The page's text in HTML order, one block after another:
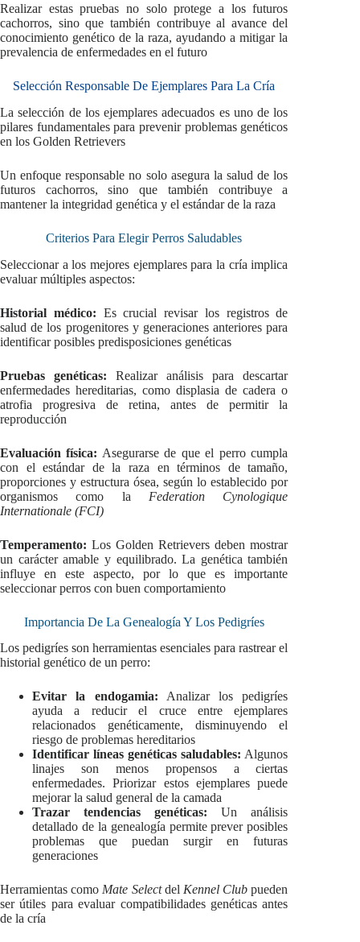
Realizar estas pruebas no solo protege a los futuros
cachorros, sino que también contribuye al avance del
conocimiento genético de la raza, ayudando a mitigar la
prevalencia de enfermedades en el futuro
Selección Responsable De Ejemplares Para La Cría
La selección de los ejemplares adecuados es uno de los
pilares fundamentales para prevenir problemas genéticos
en los Golden Retrievers
Un enfoque responsable no solo asegura la salud de los
futuros cachorros, sino que también contribuye a
mantener la integridad genética y el estándar de la raza
Criterios Para Elegir Perros Saludables
Seleccionar a los mejores ejemplares para la cría implica
evaluar múltiples aspectos:
Historial médico: Es crucial revisar los registros de
salud de los progenitores y generaciones anteriores para
identificar posibles predisposiciones genéticas
Pruebas genéticas: Realizar análisis para descartar
enfermedades hereditarias, como displasia de cadera o
atrofia progresiva de retina, antes de permitir la
reproducción
Evaluación física: Asegurarse de que el perro cumpla
con el estándar de la raza en términos de tamaño,
proporciones y estructura ósea, según lo establecido por
organismos como la Federation Cynologique
Internationale (FCI)
Temperamento: Los Golden Retrievers deben mostrar
un carácter amable y equilibrado. La genética también
influye en este aspecto, por lo que es importante
seleccionar perros con buen comportamiento
Importancia De La Genealogía Y Los Pedigríes
Los pedigríes son herramientas esenciales para rastrear el
historial genético de un perro:
Evitar la endogamia: Analizar los pedigríes
ayuda a reducir el cruce entre ejemplares
relacionados genéticamente, disminuyendo el
riesgo de problemas hereditarios
Identificar líneas genéticas saludables: Algunos
linajes son menos propensos a ciertas
enfermedades. Priorizar estos ejemplares puede
mejorar la salud general de la camada
Trazar tendencias genéticas: Un análisis
detallado de la genealogía permite prever posibles
problemas que puedan surgir en futuras
generaciones
Herramientas como Mate Selectdel Kennel Club pueden
ser útiles para evaluar compatibilidades genéticas antes
de la cría